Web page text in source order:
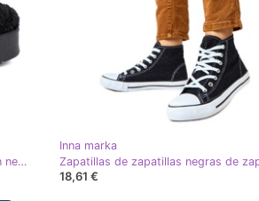
Shelvt Zapatos A'la botas de nieve en negro con bordado decorativo
Inna marka
18,61 €